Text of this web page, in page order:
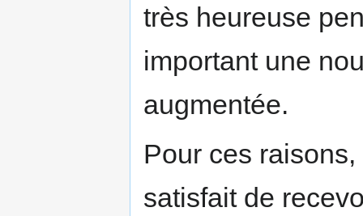
très heureuse
important une
augmentée.
Pour ces
satisfait de